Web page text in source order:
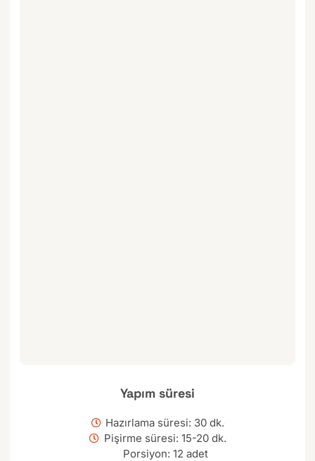
Yapım süresi
Hazırlama süresi: 30 dk.
Pişirme süresi: 15-20 dk.
Porsiyon: 12 adet